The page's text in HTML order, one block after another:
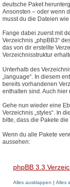
deutsche Paket
Ansonsten – oder wenn
musst du die Dateien
Fange dabei zuerst mit
Verzeichnis „phpBB3“
das von dir erstellte
Verzeichnisstruktur
Unterhalb des
„language“. In diesem
bereits vorhandenen
enthalten sind. Auch
Gehe nun wieder eine
Verzeichnis „styles“. In
bitte, dass die Pakete
Wenn du alle Pakete
aussehen:
phpBB 3.3
Alles ausklappen | Alles